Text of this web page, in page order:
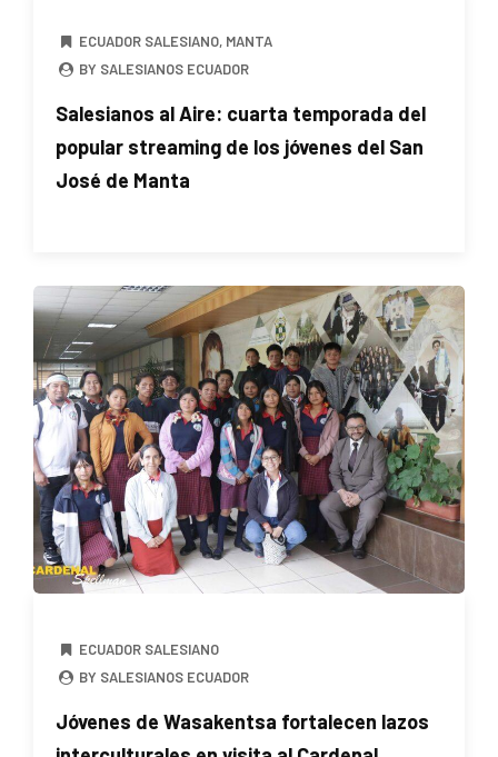
ECUADOR SALESIANO, MANTA
BY SALESIANOS ECUADOR
Salesianos al Aire: cuarta temporada del
popular streaming de los jóvenes del San
José de Manta
ECUADOR SALESIANO
BY SALESIANOS ECUADOR
Jóvenes de Wasakentsa fortalecen lazos